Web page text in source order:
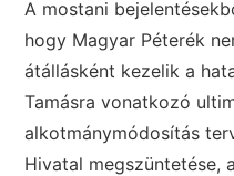
A mostani
hogy Magyar Péterék
átállásként kezelik a
Tamásra vonatkozó
alkotmánymódosítás
Hivatal megszüntetése,